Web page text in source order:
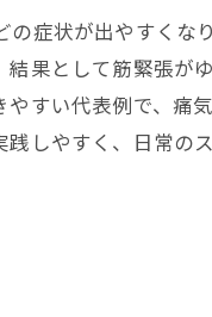
症状が出やすくな
果として筋緊張が
すい代表例で、痛
しやすく、日常の